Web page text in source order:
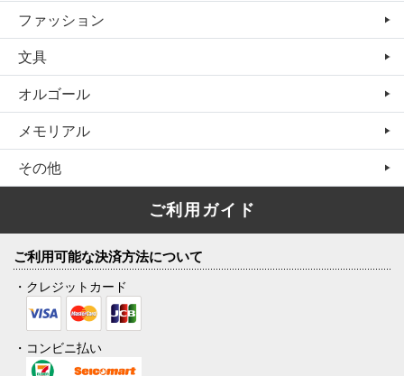
ファッション
文具
オルゴール
メモリアル
その他
ご利用ガイド
ご利用可能な決済方法について
・クレジットカード
・コンビニ払い